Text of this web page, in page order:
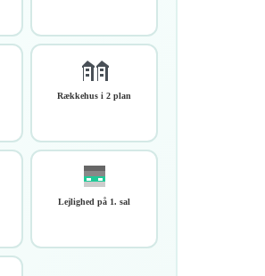
Rækkehus i 2 plan
Lejlighed på 1. sal